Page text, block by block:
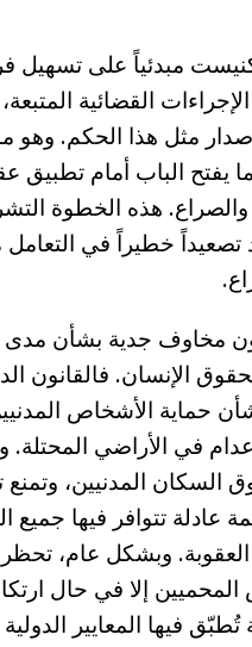
مبدئياً على تسهيل
القضائية
مثل هذا الحكم. وهو
يفتح الباب أمام تطبيق
والصراع. هذه الخطوة
تصعيداً خطيراً في
مخاوف جدية بشأن
الإنسان. فالقانون
جنيف الرابعة لعام 1949 بشأن
في الأراضي المحتلة.
السكان المدنيين، وتمنع
عادلة تتوافر فيها
المحميين إلا في حال
فيها المعايير